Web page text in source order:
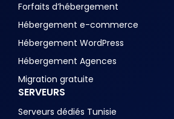
Forfaits d’hébergement
Hébergement e-commerce
Hébergement WordPress
Hébergement Agences
Migration gratuite
SERVEURS
Serveurs dédiés Tunisie